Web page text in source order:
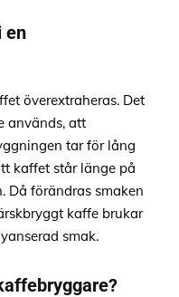
en
överextraheras. Det
används, att
tar för lång
kaffet står länge på
Då förändras smaken
kaffe brukar
smak.